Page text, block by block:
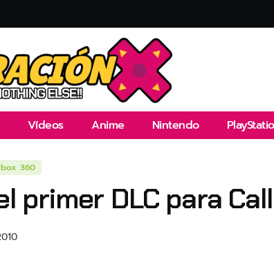
Vídeos Anime Nintendo
360
primer DLC para